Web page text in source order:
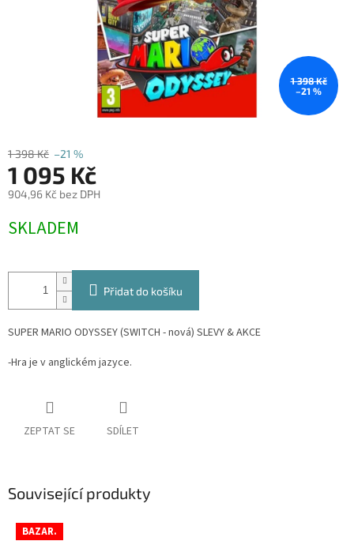
1 398 Kč
–21 %
1 398 Kč –21 %
1 095 Kč
904,96 Kč bez DPH
cena:
SKLADEM
Přidat do košíku
SUPER MARIO ODYSSEY (SWITCH - nová) SLEVY & AKCE
-Hra je v anglickém jazyce.
ZEPTAT SE SDÍLET
Související produkty
BAZAR.